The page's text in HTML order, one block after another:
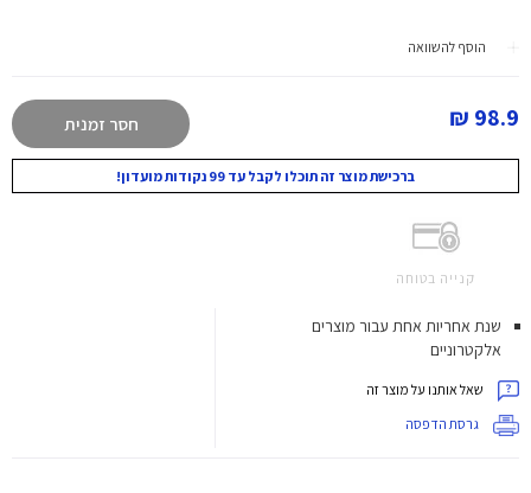
הוסף להשוואה
98.9 ₪ חסר זמנית
ברכישת מוצר זה תוכלו לקבל עד 99 נקודות מועדון!
קנייה בטוחה
שנת אחריות אחת עבור מוצרים
אלקטרוניים
שאל אותנו על מוצר זה
גרסת הדפסה